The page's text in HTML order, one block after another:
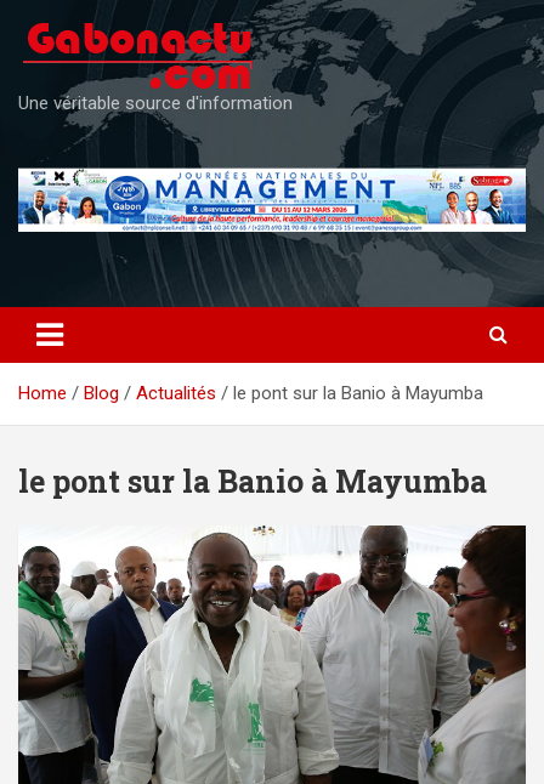
content
Une véritable source d'information
Home Blog Actualités le pont sur la Banio à Mayumba
le pont sur la Banio à Mayumba